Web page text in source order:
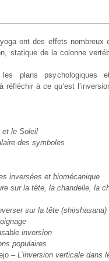
ont des effets nombreux
statique de la colonne
les plans psychologiques
réfléchir à ce qu’est
et le Soleil
des symboles
inversées et biomécanique
sur la tête, la chandelle, la
sur la tête (shirshasana)
inversion
populaires
– L’inversion verticale dans